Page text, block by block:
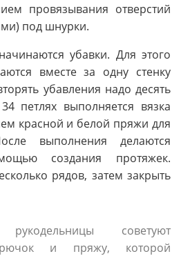
провязывания отверстий
под шнурки.
убавки. Для этого
вместе за одну стенку
убавления надо десять
петлях выполняется вязка
красной и белой пряжи для
выполнения делаются
создания протяжек.
рядов, затем закрыть
советуют
и пряжу, которой